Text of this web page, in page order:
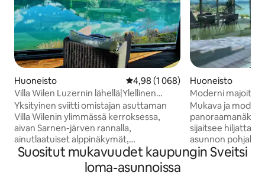
Huoneisto Keskimääräinen arvio 4,98/5, 1
4,98 (1 068)
Villa Wilen Luzernin lähellä|Ylellinen
retriitti järven rannalla
Yksityinen sviitti omistajan asuttaman
Villa Wilenin ylimmässä kerroksessa,
aivan Sarnen-järven rannalla,
ainutlaatuiset alppinäkymät,
auringonnousut Tilava makuuhuone,
jossa on kotiteatteri,
panoraamanäkymällä varustettu
Huoneisto
Moderni
Mukava ja
sijaitsee hiljattain
asunnon
rauhallisessa
lähtökohta retkille
Suositut mukavuudet kaupungin Sveitsi
loma-asunnoissa